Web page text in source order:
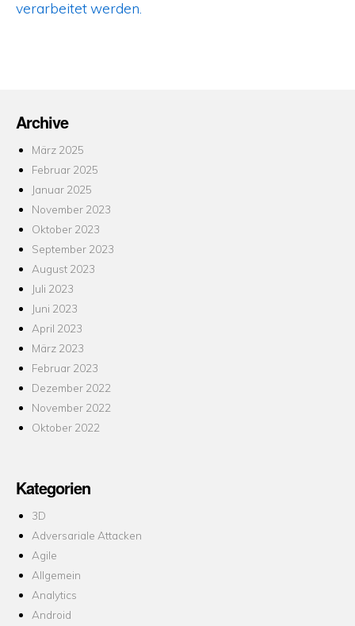
verarbeitet werden.
Archive
März 2025
Februar 2025
Januar 2025
November 2023
Oktober 2023
September 2023
August 2023
Juli 2023
Juni 2023
April 2023
März 2023
Februar 2023
Dezember 2022
November 2022
Oktober 2022
Kategorien
3D
Adversariale Attacken
Agile
Allgemein
Analytics
Android